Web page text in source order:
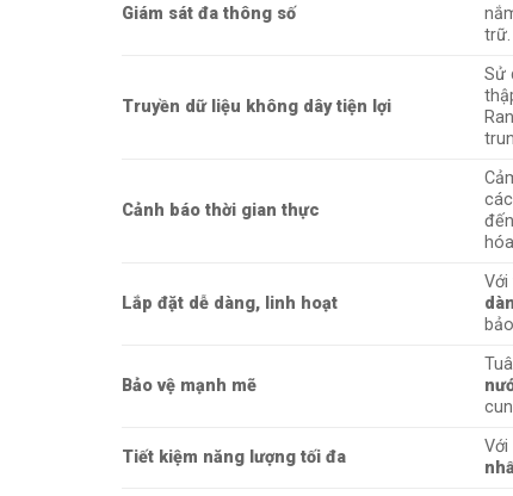
Giám sát đa thông số
trữ.
Truyền dữ liệu không dây tiện lợi
Sử
Cảnh báo thời gian thực
Lắp đặt dễ dàng, linh hoạt
Với
Bảo vệ mạnh mẽ
Tiết kiệm năng lượng tối đa
Với